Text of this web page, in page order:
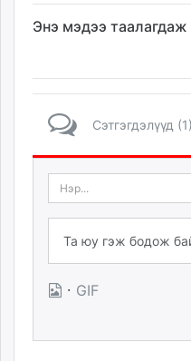
Энэ мэдээ таалагдаж
Сэтгэгдэлүүд (1)
· GIF